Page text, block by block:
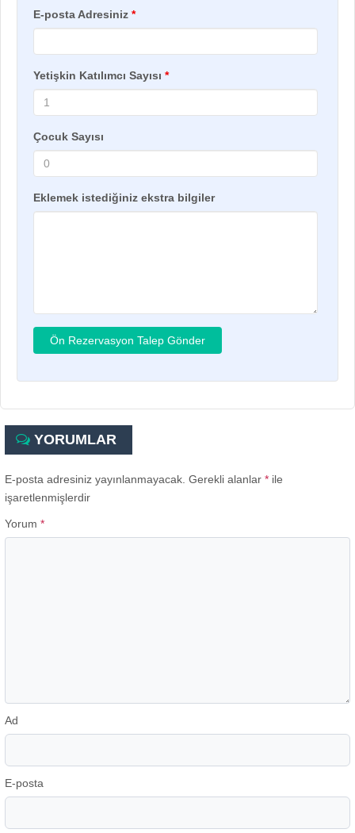
E-posta Adresiniz *
Yetişkin Katılımcı Sayısı *
Çocuk Sayısı
Eklemek istediğiniz ekstra bilgiler
YORUMLAR
E-posta adresiniz yayınlanmayacak. Gerekli alanlar * ile
işaretlenmişlerdir
Yorum *
Ad
E-posta